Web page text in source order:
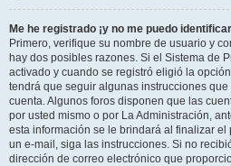
Me he registrado ¡y no me puedo
Primero, verifique su nombre de usuario y
hay dos posibles razones. Si el Sistema de
activado y cuando se registró eligió la opción
tendrá que seguir algunas instrucciones
cuenta. Algunos foros disponen que las
por usted mismo o por La Administración,
esta información se le brindará al finalizar
un e-mail, siga las instrucciones. Si no
dirección de correo electrónico que